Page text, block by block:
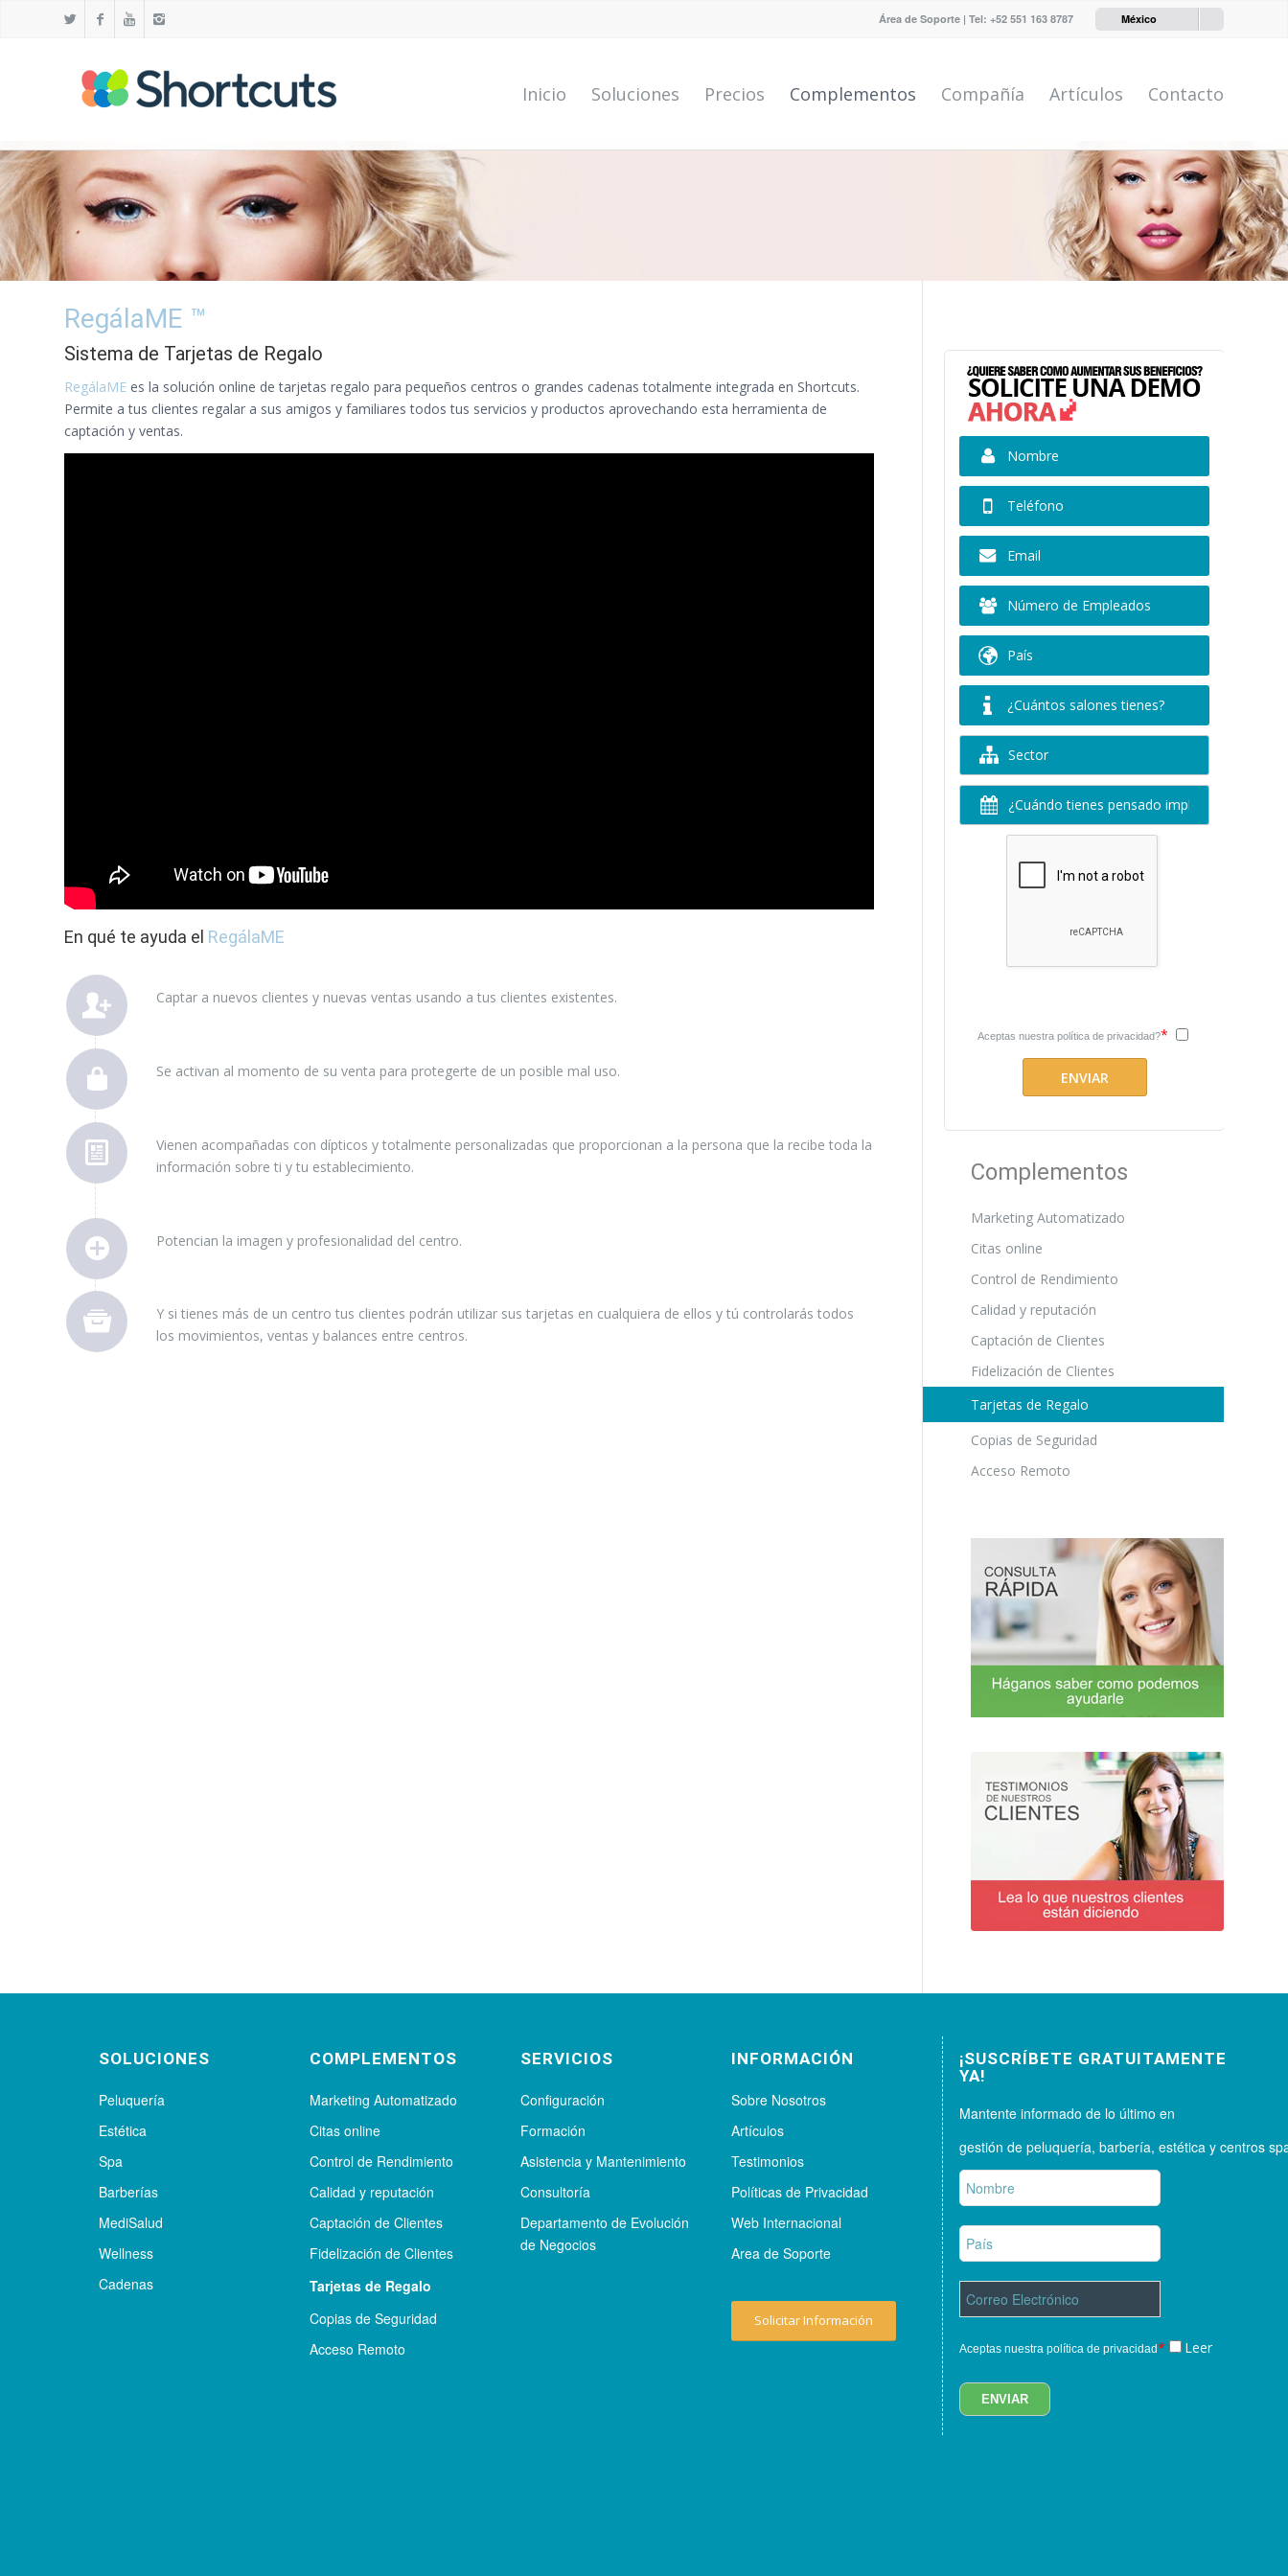
Área de Soporte | Tel: +52 551 163 8787 México
Inicio Soluciones Precios Complementos Compañía Artículos Contacto
RegálaME ™
Sistema de Tarjetas de Regalo
RegálaME es la solución online de tarjetas regalo para pequeños centros o grandes cadenas totalmente integrada en Shortcuts.
Permite a tus clientes regalar a sus amigos y familiares todos tus servicios y productos aprovechando esta herramienta de
captación y ventas.
En qué te ayuda el RegálaME
Captar a nuevos clientes y nuevas ventas usando a tus clientes existentes.
Se activan al momento de su venta para protegerte de un posible mal uso.
Vienen acompañadas con dípticos y totalmente personalizadas que proporcionan a la persona que la recibe toda la
información sobre ti y tu establecimiento.
Potencian la imagen y profesionalidad del centro.
Y si tienes más de un centro tus clientes podrán utilizar sus tarjetas en cualquiera de ellos y tú controlarás todos
los movimientos, ventas y balances entre centros.
Aceptas nuestrapolítica de privacidad?*
Complementos
Marketing Automatizado
Citas online
Control de Rendimiento
Calidad y reputación
Captación de Clientes
Fidelización de Clientes
Tarjetas de Regalo
Copias de Seguridad
Acceso Remoto
SOLUCIONES
Peluquería
Estética
Spa
Barberías
MediSalud
Wellness
Cadenas
COMPLEMENTOS
Marketing Automatizado
Citas online
Control de Rendimiento
Calidad y reputación
Captación de Clientes
Fidelización de Clientes
Tarjetas de Regalo
Copias de Seguridad
Acceso Remoto
SERVICIOS
Configuración
Formación
Asistencia y Mantenimiento
Consultoría
Departamento de Evolución
de Negocios
INFORMACIÓN
Sobre Nosotros
Artículos
Testimonios
Políticas de Privacidad
Web Internacional
Area de Soporte
Solicitar Información
¡SUSCRÍBETE GRATUITAMENTE
YA!
Mantente informado de lo último en
gestión de peluquería, barbería, estética y centros
Aceptas nuestra política de privacidad* Leer